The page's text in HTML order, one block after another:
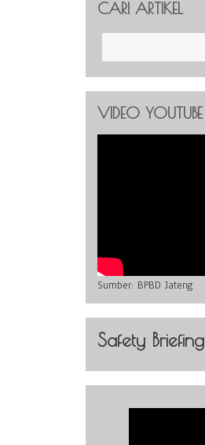
CARI ARTIKEL
VIDEO YOUTUBE
Sumber: BPBD Jateng
Safety Briefing